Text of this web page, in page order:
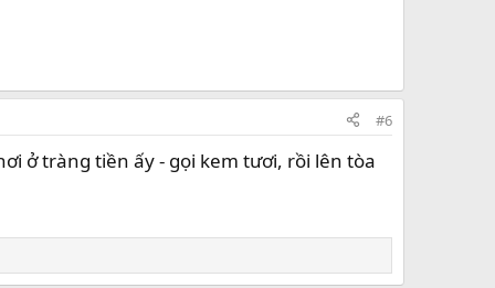
#6
ở tràng tiền ấy - gọi kem tươi, rồi lên tòa